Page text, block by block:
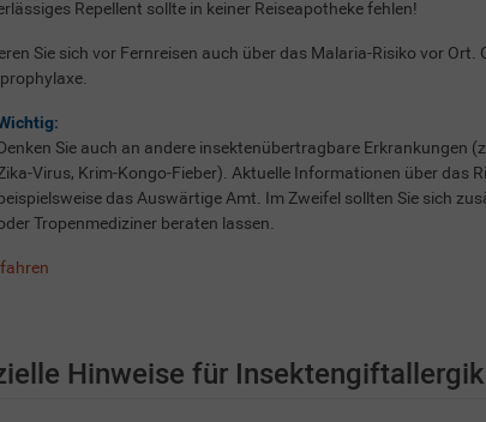
Repellent sollte in keiner Reiseapotheke fehlen!
Sie sich vor Fernreisen auch über das Malaria-Risiko vor
Sie auch an andere insektenübertragbare Erkrankungen
Virus, Krim-Kongo-Fieber). Aktuelle Informationen über das
das Auswärtige Amt. Im Zweifel sollten Sie sich
Tropenmediziner beraten lassen.
Hinweise für